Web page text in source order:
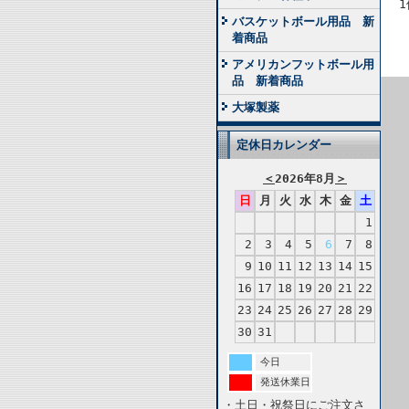
バスケットボール用品 新
着商品
アメリカンフットボール用
品 新着商品
大塚製薬
定休日カレンダー
＜ 2026年8月 ＞
日
月 火 水 木 金
土
1
2
3 4 5 6 7
8
9 10 11 12 13 14 15
16 17 18 19 20 21
22
23 24 25 26 27 28 29
30 31
今日
発送休業日
・土日・祝祭日にご注文さ
1